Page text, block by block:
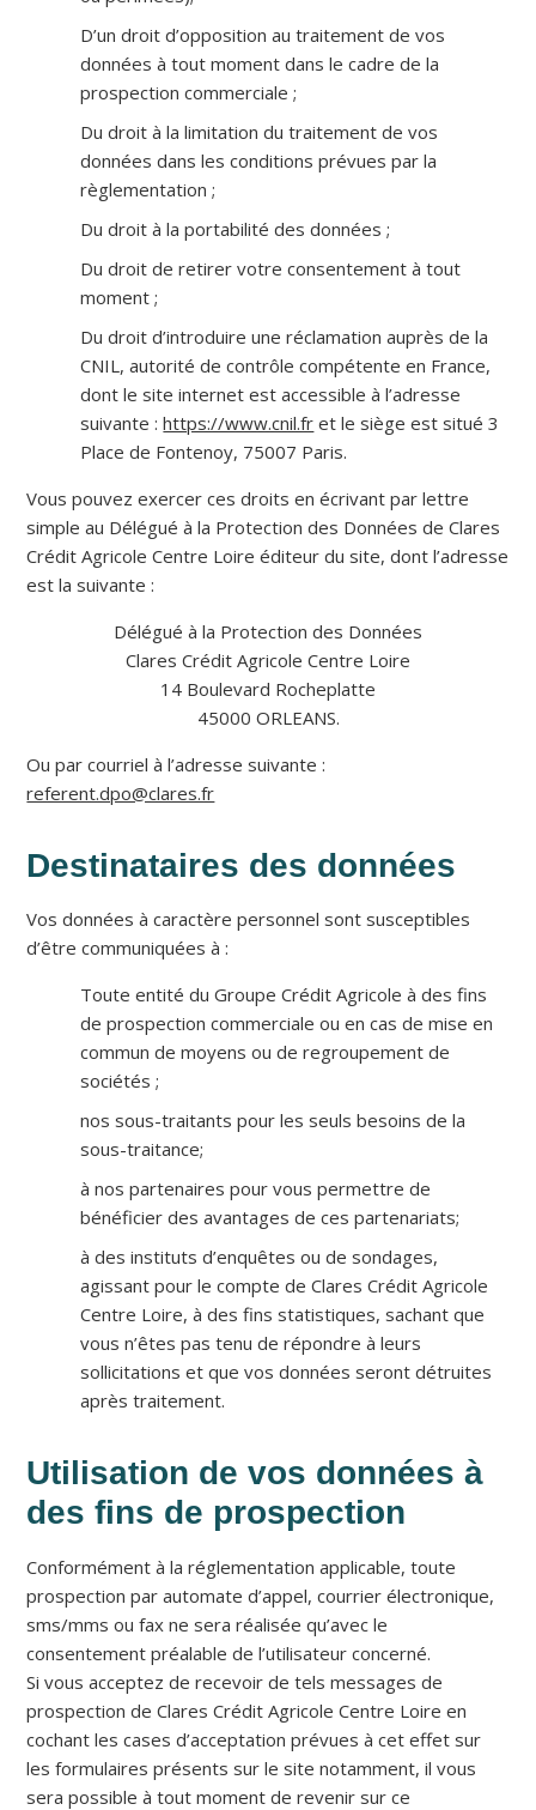
D’un droit d’opposition au traitement de vos
données à tout moment dans le cadre de la
prospection commerciale ;
Du droit à la limitation du traitement de vos
données dans les conditions prévues par la
règlementation ;
Du droit à la portabilité des données ;
Du droit de retirer votre consentement à tout
moment ;
Du droit d’introduire une réclamation auprès de la
CNIL, autorité de contrôle compétente en France,
dont le site internet est accessible à l’adresse
suivante :https://www.cnil.fr et le siège est situé 3
Place de Fontenoy, 75007 Paris.
Vous pouvez exercer ces droits en écrivant par lettre
simple au Délégué à la Protection des Données de Clares
Crédit Agricole Centre Loire éditeur du site, dont l’adresse
est la suivante :
Délégué à la Protection des Données
Clares Crédit Agricole Centre Loire
14 Boulevard Rocheplatte
45000 ORLEANS.
Ou par courriel à l’adresse suivante :
referent.dpo@clares.fr
Destinataires des données
Vos données à caractère personnel sont susceptibles
d’être communiquées à :
Toute entité du Groupe Crédit Agricole à des fins
de prospection commerciale ou en cas de mise en
commun de moyens ou de regroupement de
sociétés ;
nos sous-traitants pour les seuls besoins de la
sous-traitance;
à nos partenaires pour vous permettre de
bénéficier des avantages de ces partenariats;
à des instituts d’enquêtes ou de sondages,
agissant pour le compte de Clares Crédit Agricole
Centre Loire, à des fins statistiques, sachant que
vous n’êtes pas tenu de répondre à leurs
sollicitations et que vos données seront détruites
après traitement.
Utilisation de vos données à
des fins de prospection
Conformément à la réglementation applicable, toute
prospection par automate d’appel, courrier électronique,
sms/mms ou fax ne sera réalisée qu’avec le
consentement préalable de l’utilisateur concerné.
Si vous acceptez de recevoir de tels messages de
prospection de Clares Crédit Agricole Centre Loire en
cochant les cases d’acceptation prévues à cet effet sur
les formulaires présents sur le site notamment, il vous
sera possible à tout moment de revenir sur ce